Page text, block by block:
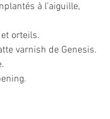
à l’aiguille,
orteils.
varnish de Genesis.